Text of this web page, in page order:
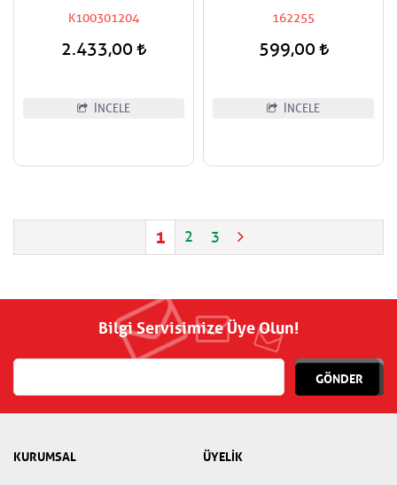
K100301204
2.433,00
İNCELE
162255
599,00
İNCELE
1 2 3
Bilgi Servisimize Üye Olun!
GÖNDER
KURUMSAL ÜYELİK